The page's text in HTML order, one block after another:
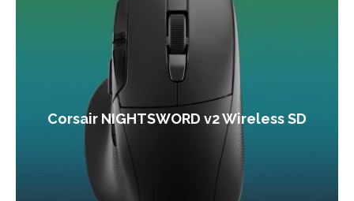
Corsair NIGHTSWORD v2 Wireless SD